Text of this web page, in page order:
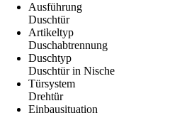
Ausführung
Duschtür
Artikeltyp
Duschabtrennung
Duschtyp
Duschtür in Nische
Türsystem
Drehtür
Einbausituation